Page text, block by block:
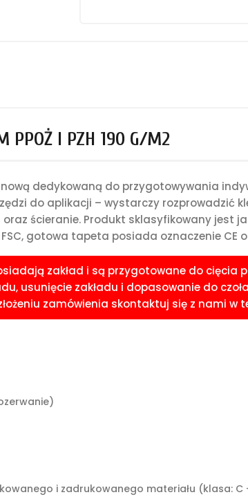
PPOŻ I PZH 190 G/M2
dedykowaną do przygotowywania
do aplikacji – wystarczy rozprowadzić
ścieranie. Produkt sklasyfikowany jest
gotowa tapeta posiada oznaczenie CE
zakład i są przygotowane do cięcia
usunięcie zakładu i dopasowanie do
zamówienia skontaktuj się z nami w
i zadrukowanego materiału (klasa: